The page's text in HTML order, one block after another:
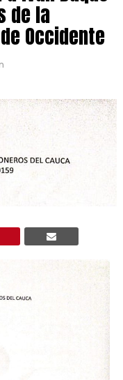
de la
Occidente